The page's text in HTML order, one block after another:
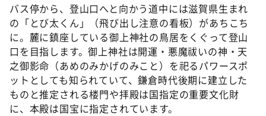
バス停から、登山口へと向かう道中には滋賀県生まれ
の「とび太くん」（飛び出し注意の看板）があちこち
に。麓に鎮座している​​御上神社の鳥居をくぐって登山
口を目指します。御上神社は開運・悪魔祓いの神・天
之御影命（あめのみかげのみこと）を祀るパワースポ
ットとしても知られていて、鎌倉時代後期に建立した
ものと推定される楼門や拝殿は国指定の重要文化財
に、本殿は国宝に指定されています。